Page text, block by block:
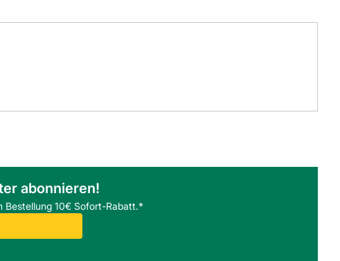
abonnieren!
Bestellung 10€ Sofort-Rabatt.*